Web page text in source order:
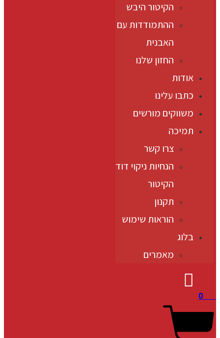
הקיטור היבש
ההתמודדות עם
האבנית
החזון שלנו
אודות
כתבו עלינו
משווקים מורשים
תמיכה
צרו קשר
הנחיות ניקוי דוד
הקיטור
תקנון
הוראות שימוש
בלוג
מאמרים
0